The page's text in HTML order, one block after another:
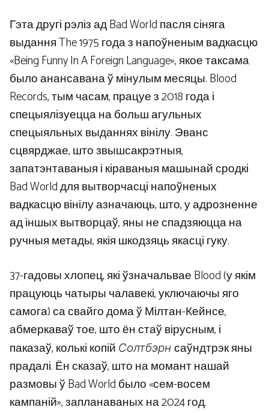
Гэта другі рэліз ад Bad World пасля сіняга
выдання The 1975 года з напоўненым вадкасцю
«Being Funny In A Foreign Language», якое таксама
было анансавана ў мінулым месяцы. Blood
Records, тым часам, працуе з 2018 года і
спецыялізуецца на больш агульных
спецыяльных выданнях вінілу. Эванс
сцвярджае, што звышсакрэтныя,
запатэнтаваныя і кіраваныя машынай сродкі
Bad World для вытворчасці напоўненых
вадкасцю вінілу азначаюць, што, у адрозненне
ад іншых вытворцаў, яны не спадзяюцца на
ручныя метады, якія шкодзяць якасці гуку.
37-гадовы хлопец, які ўзначальвае Blood (у якім
працуюць чатыры чалавекі, уключаючы яго
самога) са свайго дома ў Мілтан-Кейнсе,
абмеркаваў тое, што ён стаў вірусным, і
паказаў, колькі копій Солтбэрн саўндтрэк яны
прадалі. Ён сказаў, што на момант нашай
размовы ў Bad World было «сем-восем
кампаній», запланаваных на 2024 год.